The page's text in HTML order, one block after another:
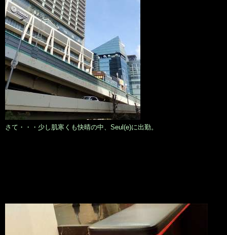
さて・・・少し肌寒くも快晴の中、Seul(e)に出勤。